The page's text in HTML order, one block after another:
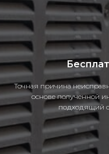
Точная причина
основе полученной
подходящий